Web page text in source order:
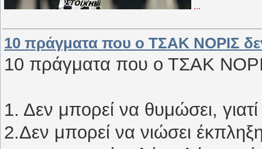
...
10 πράγματα που ο ΤΣΑΚ ΝΟΡΙΣ
10 πράγματα που ο ΤΣΑΚ
1. Δεν μπορεί να θυμώσει,
2.Δεν μπορεί να νιώσει